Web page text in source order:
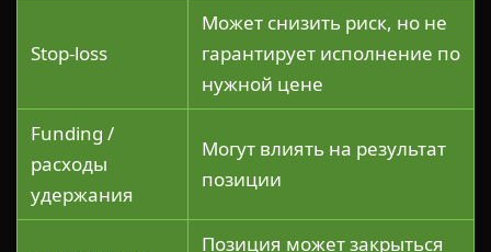
Stop-loss
Может снизить риск, но не
гарантирует исполнение по
нужной цене
Funding /
расходы
удержания
Могут влиять на результат
позиции
Позиция может закрыться